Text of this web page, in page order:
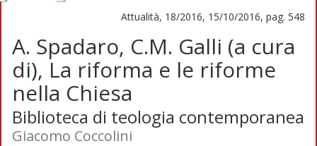
Attualità, 18/2016, 15/10/2016, pag. 548
A. Spadaro, C.M. Galli (a cura
di), La riforma e le riforme
nella Chiesa
Biblioteca di teologia contemporanea
Giacomo Coccolini